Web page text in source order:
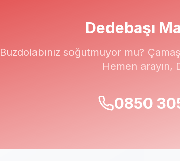
Dedebaşı
Buzdolabınız soğutmuyor mu?
Hemen arayın,
0850